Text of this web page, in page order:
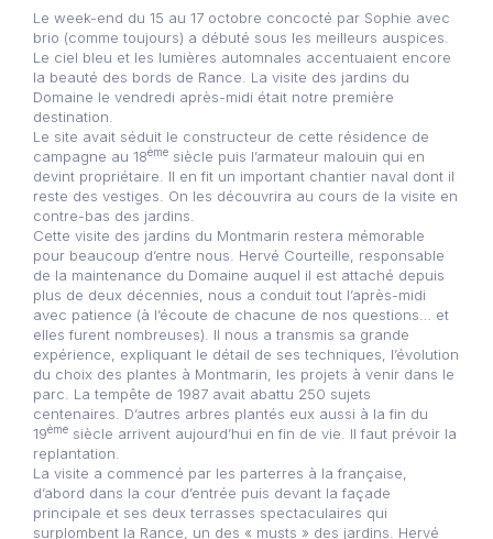
Le week-end du 15 au 17 octobre concocté par Sophie avec
brio (comme toujours) a débuté sous les meilleurs auspices.
Le ciel bleu et les lumières automnales accentuaient encore
la beauté des bords de Rance. La visite des jardins du
Domaine le vendredi après-midi était notre première
destination.
Le site avait séduit le constructeur de cette résidence de
campagne au 18ème siècle puis l’armateur malouin qui en
devint propriétaire. Il en fit un important chantier naval dont il
reste des vestiges. On les découvrira au cours de la visite en
contre-bas des jardins.
Cette visite des jardins du Montmarin restera mémorable
pour beaucoup d’entre nous. Hervé Courteille, responsable
de la maintenance du Domaine auquel il est attaché depuis
plus de deux décennies, nous a conduit tout l’après-midi
avec patience (à l’écoute de chacune de nos questions… et
elles furent nombreuses). Il nous a transmis sa grande
expérience, expliquant le détail de ses techniques, l’évolution
du choix des plantes à Montmarin, les projets à venir dans le
parc. La tempête de 1987 avait abattu 250 sujets
centenaires. D’autres arbres plantés eux aussi à la fin du
19ème siècle arrivent aujourd’hui en fin de vie. Il faut prévoir la
replantation.
La visite a commencé par les parterres à la française,
d’abord dans la cour d’entrée puis devant la façade
principale et ses deux terrasses spectaculaires qui
surplombent la Rance, un des « musts » des jardins. Hervé